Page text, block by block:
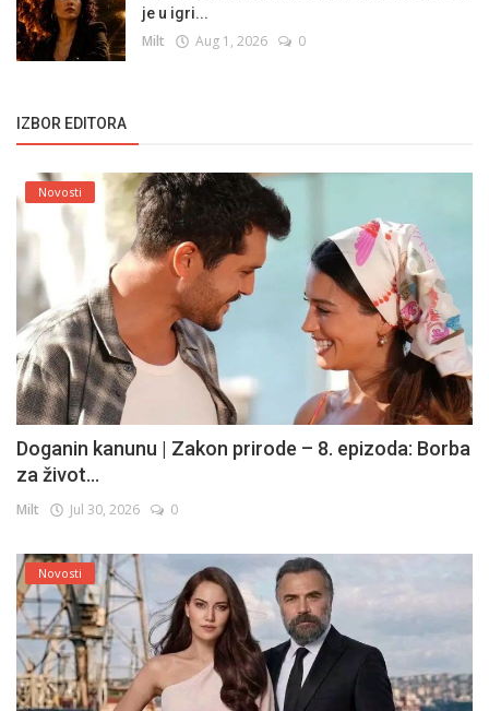
je u igri...
Milt Aug 1, 2026 0
IZBOR EDITORA
Novosti
Doganin kanunu | Zakon prirode – 8. epizoda: Borba
za život...
Milt Jul 30, 2026 0
Novosti